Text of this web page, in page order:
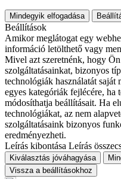
Mindegyik elfogadása
Beállítások
Amikor meglátogat egy
információ letölthető vagy
Mivel azt szeretnénk, hogy
szolgáltatásainkat, bizonyos
technológiák használatát saját
egyes kategóriák fejlécére, ha
módosíthatja beállításait. Ha
technológiákat, az nem
szolgáltatásaink bizonyos
eredményezheti.
Leírás kibontása Leírás
Kiválasztás jóváhagyása
Vissza a beállításokhoz